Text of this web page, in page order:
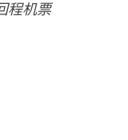
程机票